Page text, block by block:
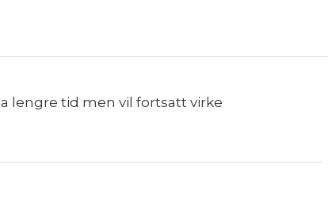
lengre tid men vil fortsatt virke